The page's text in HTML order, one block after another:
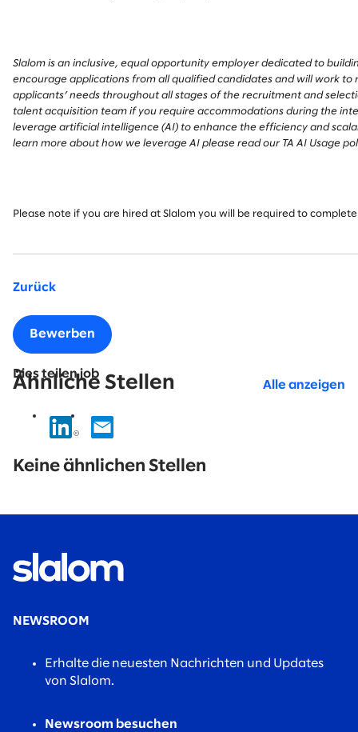
Slalom is an inclusive, equal opportunity employer dedicated to
encourage applications from all qualified candidates and will work to
applicants’ needs throughout all stages of the recruitment and
talent acquisition team if you require accommodations during the
leverage artificial intelligence (AI) to enhance the efficiency and
learn more about how we leverage AI please read our TA AI Usage
Please note if you are hired at Slalom you will be required to
Zurück
Bewerben
Dies teilen job
Ähnliche Stellen Alle anzeigen
results
Keine ähnlichen Stellen
NEWSROOM
Erhalte die neuesten Nachrichten und Updates
von Slalom.
Newsroom besuchen